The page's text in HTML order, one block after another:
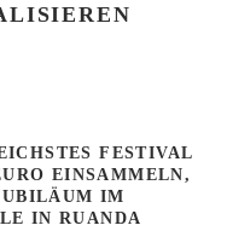
FESTIVAL
EINSAMMELN,
IM
IN RUANDA